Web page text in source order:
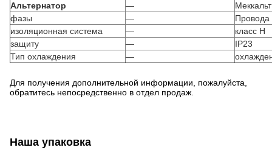
Альтернатор
—
Меккальт
фазы
—
изоляционная система
—
класс H
защиту
—
IP23
Тип охлаждения
—
Для получения дополнительной информации, пожалуйста,
обратитесь непосредственно в отдел продаж.
Наша упаковка